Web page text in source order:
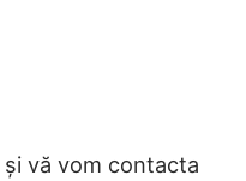
vă vom contacta